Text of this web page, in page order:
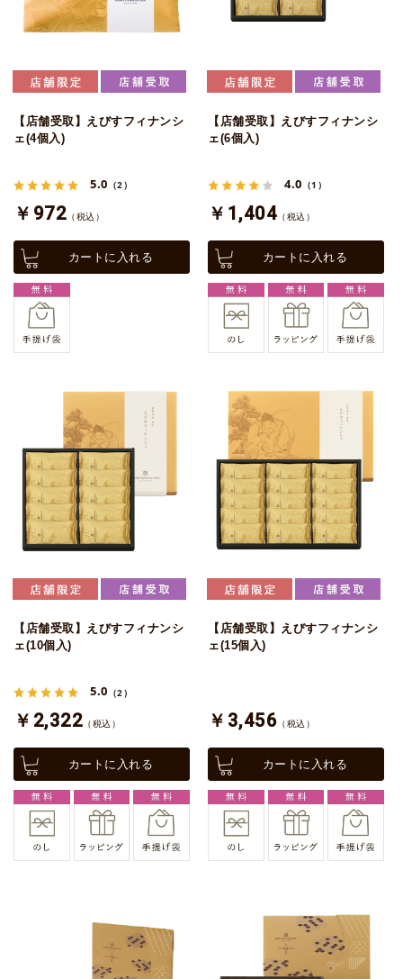
【店舗受取】えびすフィナンシ
ェ(4個入)
5.0 （2）
￥972 （税込）
カートに入れる
【店舗受取】えびすフィナンシ
ェ(6個入)
4.0 （1）
￥1,404 （税込）
カートに入れる
【店舗受取】えびすフィナンシ
ェ(10個入)
5.0 （2）
￥2,322 （税込）
カートに入れる
【店舗受取】えびすフィナンシ
ェ(15個入)
￥3,456 （税込）
カートに入れる